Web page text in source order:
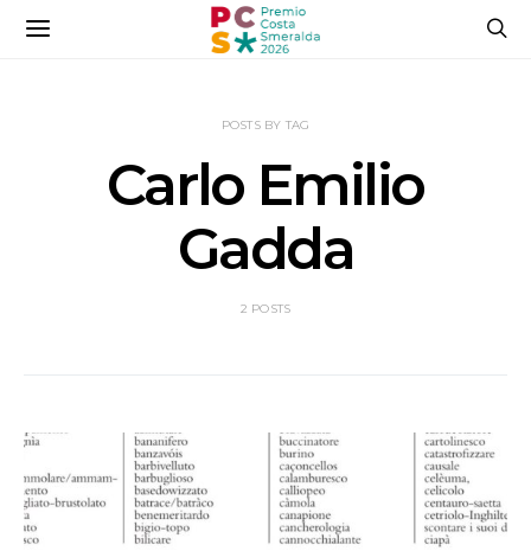
POSTS BY TAG
Carlo Emilio
Gadda
2 POSTS